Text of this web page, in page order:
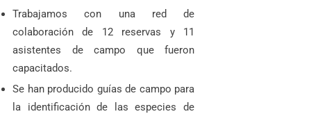
Trabajamos con una red de
colaboración de 12 reservas y 11
asistentes de campo que fueron
capacitados.
Se han producido guías de campo para
la identificación de las especies de